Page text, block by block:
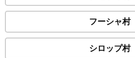
フーシャ村
シロップ村